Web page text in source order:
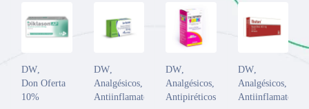
DW
Don Oferta
10%
DW,
Analgésicos,
Antiinflamatorios
DW
Analgésicos
Antipiréticos
DW,
Analgésicos,
Antiinflamatorios